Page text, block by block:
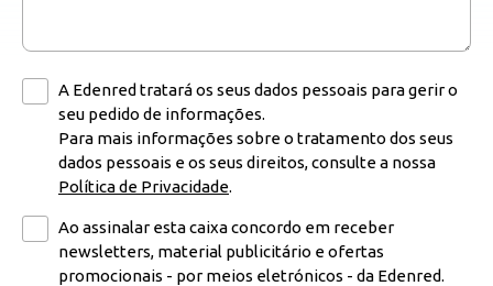
A Edenred tratará os seus dados pessoais para gerir o
seu pedido de informações.
Para mais informações sobre o tratamento dos seus
dados pessoais e os seus direitos, consulte a nossa
Política de Privacidade.
Ao assinalar esta caixa concordo em receber
newsletters, material publicitário e ofertas
promocionais - por meios eletrónicos - da Edenred.